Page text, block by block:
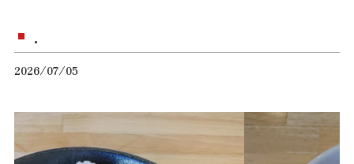
.
2026/07/05